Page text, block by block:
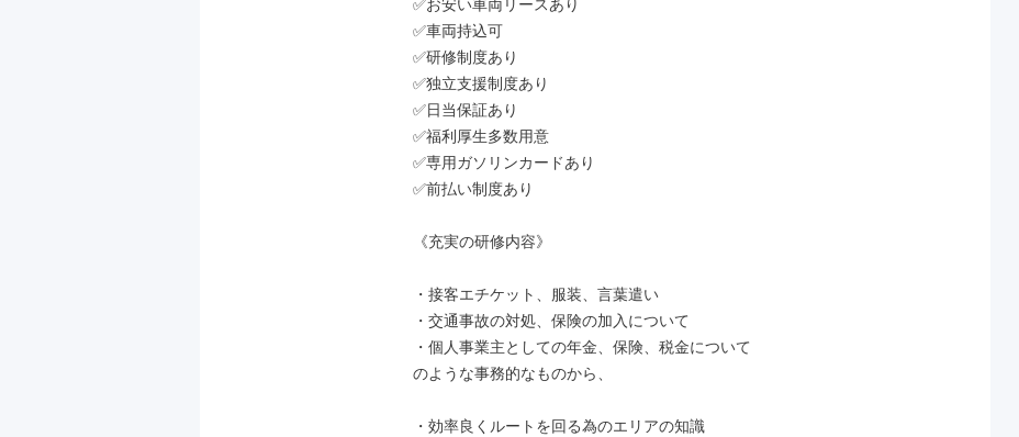
✅お安い車両リースあり
✅車両持込可
✅研修制度あり
✅独立支援制度あり
✅日当保証あり
✅福利厚生多数用意
✅専用ガソリンカードあり
✅前払い制度あり
《充実の研修内容》
・接客エチケット、服装、言葉遣い
・交通事故の対処、保険の加入について
・個人事業主としての年金、保険、税金について
のような事務的なものから、
・効率良くルートを回る為のエリアの知識